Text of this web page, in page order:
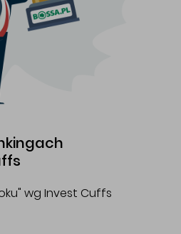
wg Invest Cuffs